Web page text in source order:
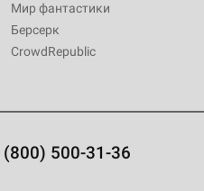
Мир фантастики
Берсерк
CrowdRepublic
(800) 500-31-36